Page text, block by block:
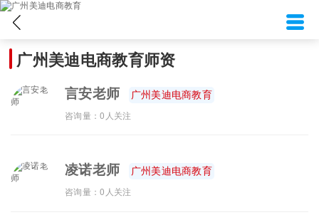
广州美迪电商教育师资
言安老师 广州美迪电商教育
咨询量：0人关注
凌诺老师 广州美迪电商教育
咨询量：0人关注